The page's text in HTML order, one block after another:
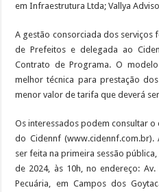
em Infraestrutura Ltda; Vallya
A gestão consorciada dos serviços
de Prefeitos e delegada ao
Contrato de Programa. O
melhor técnica para prestação
menor valor de tarifa que deverá
Os interessados podem consultar o
do Cidennf
ser feita na primeira sessão
de 2024, às 10h, no endereço:
Pecuária, em Campos dos